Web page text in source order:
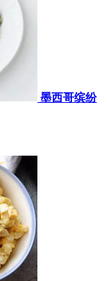
墨西哥缤纷